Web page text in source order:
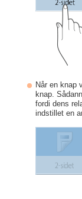
Når en knap
knap.
fordi dens
indstillet en